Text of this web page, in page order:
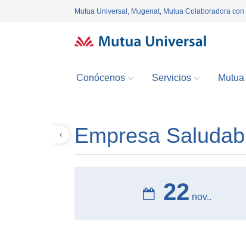
Mutua Universal, Mugenat, Mutua Colaboradora
Conócenos Servicios
Empresa
22 nov..